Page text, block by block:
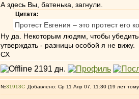
А здесь Вы, батенька, загнули.
Цитата:
Протест Евгения – это протест его
Ну да. Некоторым людям, чтобы
утверждать - разницы особой я не вижу.
СХ
№31913 Добавлено: Ср 11 Апр 07, 11:30 (19 лет